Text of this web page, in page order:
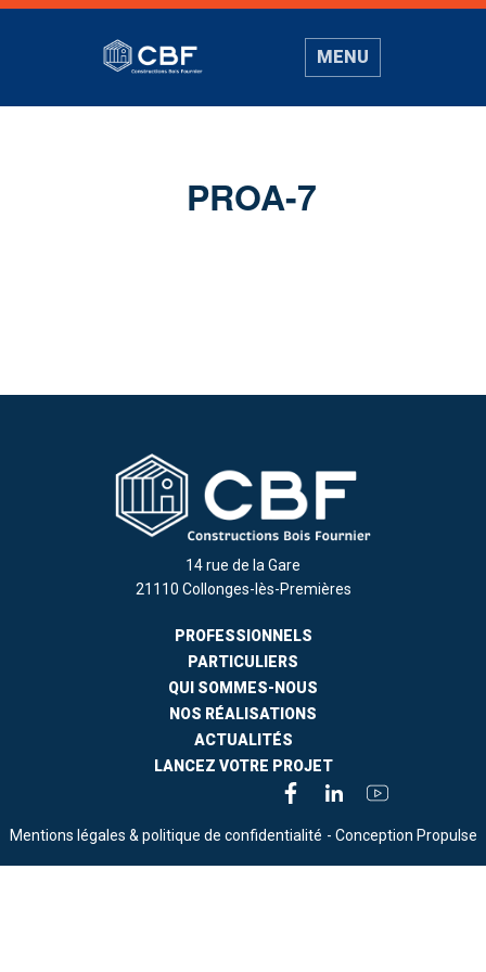
MENU
PROA-7
14 rue de la Gare
21110 Collonges-lès-Premières
PROFESSIONNELS
PARTICULIERS
QUI SOMMES-NOUS
NOS RÉALISATIONS
ACTUALITÉS
LANCEZ VOTRE PROJET
Mentions légales & politique de confidentialité - Conception Propulse